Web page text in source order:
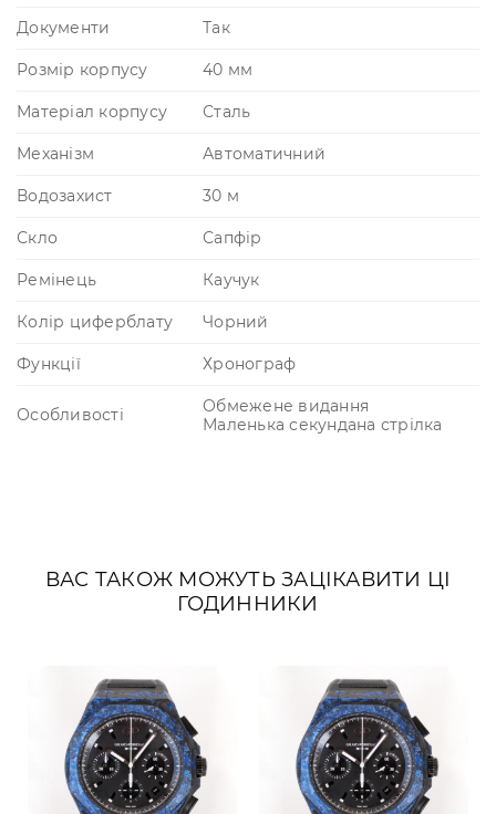
Документи Так
Розмір корпусу 40 мм
Матеріал корпусу Сталь
Механізм Автоматичний
Водозахист 30 м
Скло Сапфір
Ремінець Каучук
Колір циферблату Чорний
Функції Хронограф
Особливості
Обмежене видання
Маленька секундана стрілка
ВАС ТАКОЖ МОЖУТЬ ЗАЦІКАВИТИ ЦІ
ГОДИННИКИ